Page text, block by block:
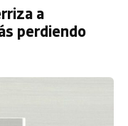
a
perdiendo